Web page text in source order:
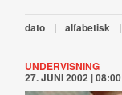
dato | alfabetisk |
UNDERVISNING
27. JUNI 2002 | 08:00